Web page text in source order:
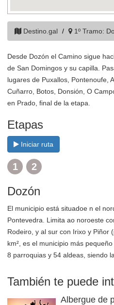
Destino.gal 1º Tramo:
Desde Dozón el Camino sigue
de San Domingos y su capilla.
lugares de Puxallos, Pontenoufe,
Cuñarro, Botos, Donsión, O
en Prado, final de la etapa.
Etapas
Iniciar ruta
1 2
Dozón
El municipio está situadoe n el
Pontevedra . Limita ao noroeste
Rodeiro , y al sur con Irixo y Piñor (
km², es el municipio más pequeño
8 parroquias y 54 aldeas, siendo
También te puede
Albergue de